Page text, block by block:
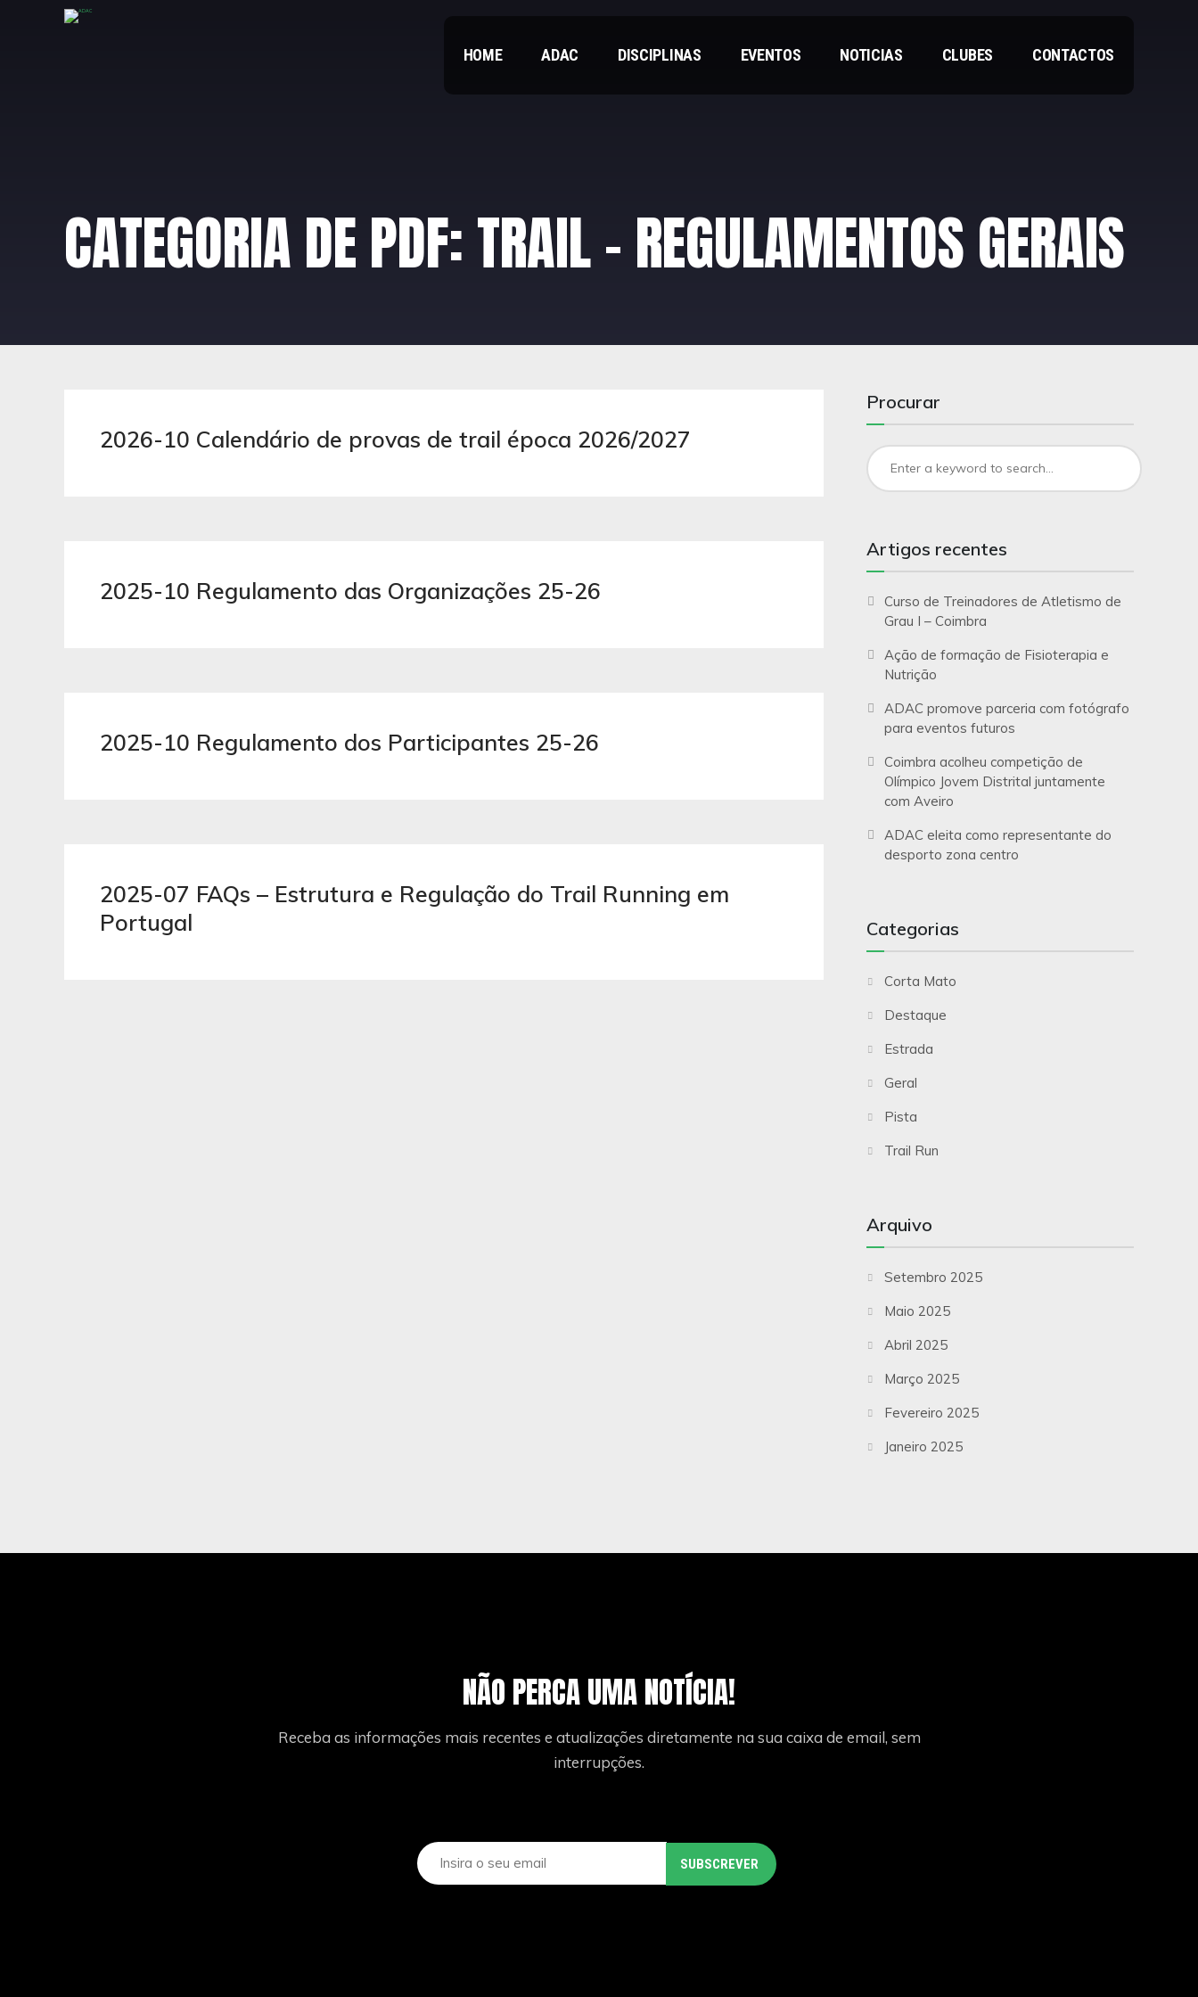
HOME ADAC DISCIPLINAS EVENTOS NOTICIAS CLUBES CONTACTOS
CATEGORIA DE PDF:TRAIL – REGULAMENTOS GERAIS
2026-10 Calendário de provas de trail época 2026/2027
2025-10 Regulamento das Organizações 25-26
2025-10 Regulamento dos Participantes 25-26
2025-07 FAQs – Estrutura e Regulação do Trail Running em
Portugal
Procurar
Artigos recentes
Curso de Treinadores de Atletismo de
Grau I – Coimbra
Ação de formação de Fisioterapia e
Nutrição
ADAC promove parceria com fotógrafo
para eventos futuros
Coimbra acolheu competição de
Olímpico Jovem Distrital juntamente
com Aveiro
ADAC eleita como representante do
desporto zona centro
Categorias
Corta Mato
Destaque
Estrada
Geral
Pista
Trail Run
Arquivo
Setembro 2025
Maio 2025
Abril 2025
Março 2025
Fevereiro 2025
Janeiro 2025
NÃO PERCA UMA NOTÍCIA!
Receba as informações mais recentes e atualizações diretamente na sua caixa de email, sem
interrupções.